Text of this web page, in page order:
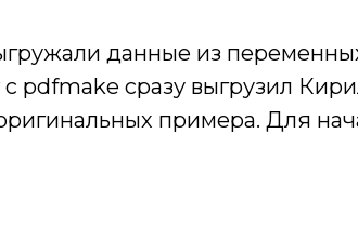
данные из
pdfmake сразу выгрузил
примера. Для